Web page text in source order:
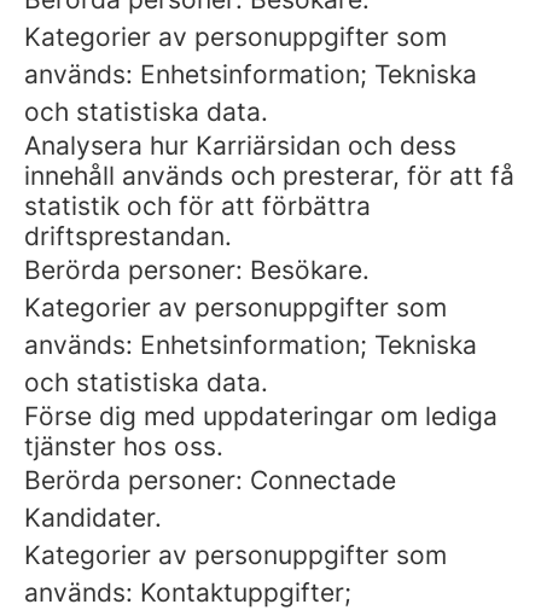
Kategorier av personuppgifter som
används: Enhetsinformation; Tekniska
och statistiska data.
Analysera hur Karriärsidan och dess
innehåll används och presterar, för att få
statistik och för att förbättra
driftsprestandan.
Berörda personer: Besökare.
Kategorier av personuppgifter som
används: Enhetsinformation; Tekniska
och statistiska data.
Förse dig med uppdateringar om lediga
tjänster hos oss.
Berörda personer: Connectade
Kandidater.
Kategorier av personuppgifter som
används: Kontaktuppgifter;